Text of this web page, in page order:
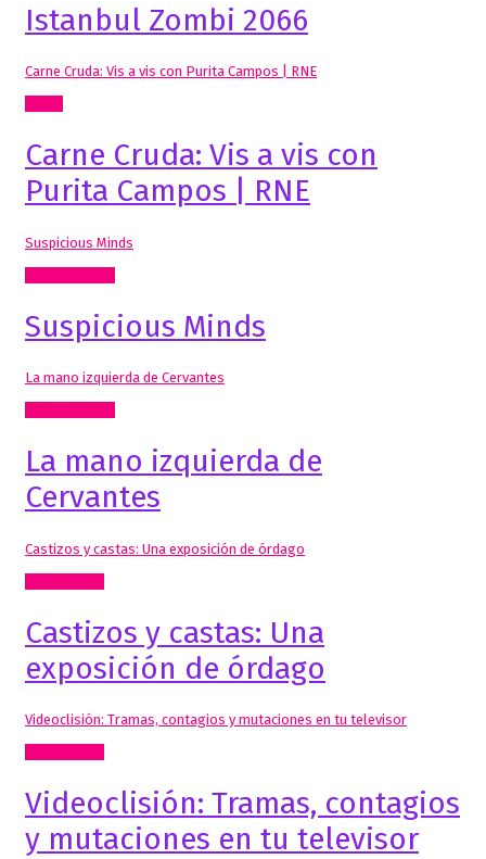
Istanbul Zombi 2066
Carne Cruda: Vis a vis con Purita Campos | RNE
Carne Cruda: Vis a vis con
Purita Campos | RNE
Suspicious Minds
Suspicious Minds
La mano izquierda de Cervantes
La mano izquierda de
Cervantes
Castizos y castas: Una exposición de órdago
Castizos y castas: Una
exposición de órdago
Videoclisión: Tramas, contagios y mutaciones en tu televisor
Videoclisión: Tramas, contagios
y mutaciones en tu televisor